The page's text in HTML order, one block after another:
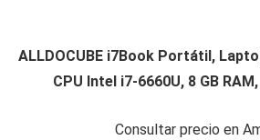
ALLDOCUBE i7Book Portátil,
CPU Intel i7-6660U, 8 GB
Consultar precio en